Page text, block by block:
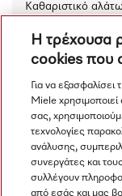
Καθαριστικό
αλάτων.
€ 12.91
Σύγκριση
Προβολή όλων
Η τρέχουσα
cookies που
Για να εξασφαλίσει
Miele
σας,
τεχνολογίες
ανάλυσης,
συνεργάτες και
συλλέγουν
από εσάς και μας